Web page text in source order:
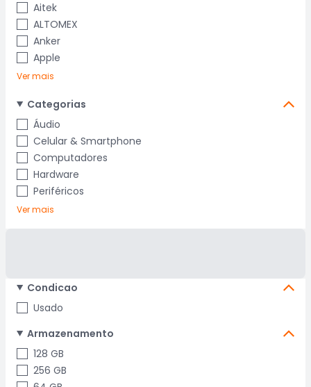
Aitek
ALTOMEX
Anker
Apple
Ver mais
Categorias
Áudio
Celular & Smartphone
Computadores
Hardware
Periféricos
Ver mais
Condicao
Usado
Armazenamento
128 GB
256 GB